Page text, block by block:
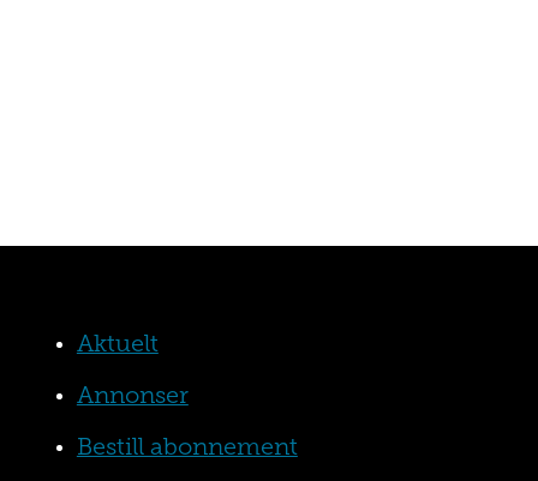
Aktuelt
Annonser
Bestill abonnement